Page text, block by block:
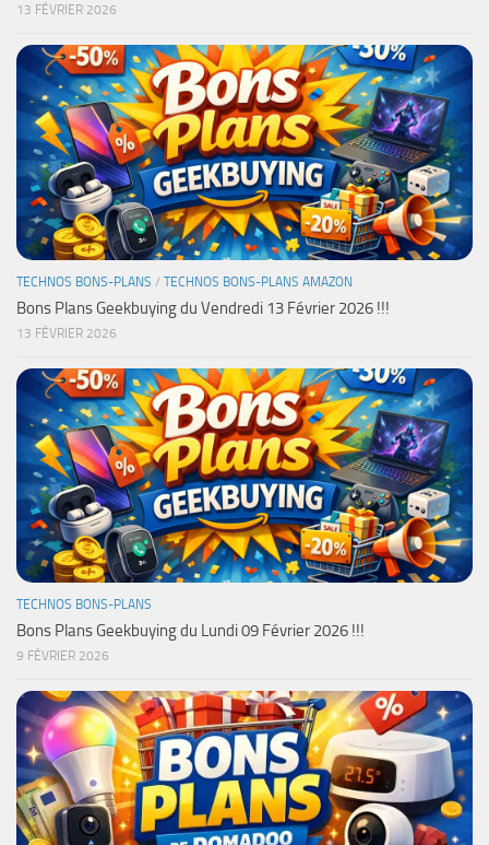
13 FÉVRIER 2026
TECHNOS BONS-PLANS / TECHNOS BONS-PLANS AMAZON
Bons Plans Geekbuying du Vendredi 13 Février 2026 !!!
13 FÉVRIER 2026
TECHNOS BONS-PLANS
Bons Plans Geekbuying du Lundi 09 Février 2026 !!!
9 FÉVRIER 2026